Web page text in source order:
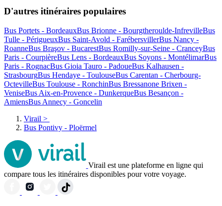
D'autres itinéraires populaires
Bus Portets - BordeauxBus Brionne - Bourgtheroulde-InfrevilleBus
Tulle - PérigueuxBus Saint-Avold - FarébersvillerBus Nancy -
RoanneBus Braşov - BucarestBus Romilly-sur-Seine - CranceyBus
Paris - CourpièreBus Lens - BordeauxBus Soyons - MontélimarBus
Paris - RognacBus Gioia Tauro - PadoueBus Kalhausen -
StrasbourgBus Hendaye - ToulouseBus Carentan - Cherbourg-
OctevilleBus Toulouse - RonchinBus Bressanone Brixen -
VeniseBus Aix-en-Provence - DunkerqueBus Besançon -
AmiensBus Annecy - Goncelin
Virail >
Bus Pontivy - Ploërmel
Virail est une plateforme en ligne qui
compare tous les itinéraires disponibles pour votre voyage.